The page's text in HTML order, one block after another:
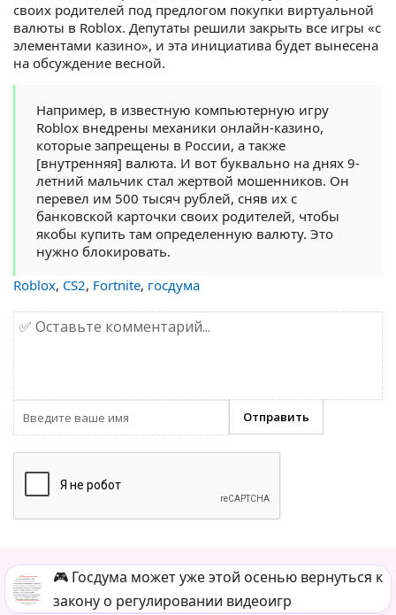
своих родителей под предлогом покупки виртуальной
валюты в Roblox. Депутаты решили закрыть все игры «с
элементами казино», и эта инициатива будет вынесена
на обсуждение весной.
Например, в известную компьютерную игру
Roblox внедрены механики онлайн-казино,
которые запрещены в России, а также
[внутренняя] валюта. И вот буквально на днях 9-
летний мальчик стал жертвой мошенников. Он
перевел им 500 тысяч рублей, сняв их с
банковской карточки своих родителей, чтобы
якобы купить там определенную валюту. Это
нужно блокировать.
Roblox, CS2, Fortnite, госдума
🎮 Госдума может уже этой осенью вернуться к
закону о регулировании видеоигр